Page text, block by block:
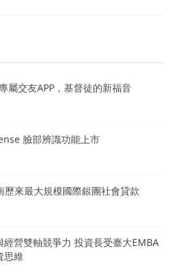
屬交友APP，基督徒的新福音
臉部辨識功能上市
歷來最大規模國際銀團社會貸款
營雙軸競爭力 投資長受臺大EMBA
思維